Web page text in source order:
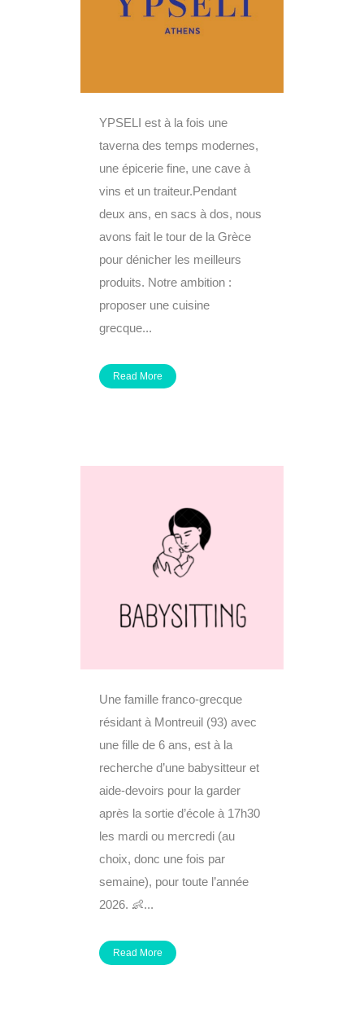
YPSELI est à la fois une
taverna des temps modernes,
une épicerie fine, une cave à
vins et un traiteur.Pendant
deux ans, en sacs à dos, nous
avons fait le tour de la Grèce
pour dénicher les meilleurs
produits. Notre ambition :
proposer une cuisine
grecque...
Read More
Une famille franco-grecque
résidant à Montreuil (93) avec
une fille de 6 ans, est à la
recherche d’une babysitteur et
aide-devoirs pour la garder
après la sortie d’école à 17h30
les mardi ou mercredi (au
choix, donc une fois par
semaine), pour toute l’année
2026. 👶...
Read More